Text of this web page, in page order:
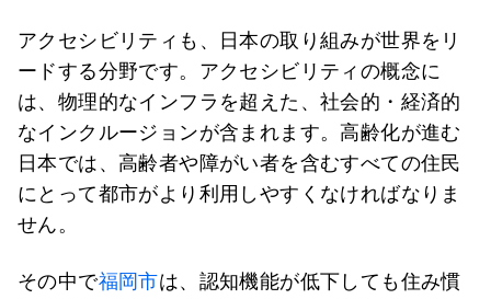
アクセシビリティも、日本の取り組みが世界をリ
ードする分野です。アクセシビリティの概念に
は、物理的なインフラを超えた、社会的・経済的
なインクルージョンが含まれます。高齢化が進む
日本では、高齢者や障がい者を含むすべての住民
にとって都市がより利用しやすくなければなりま
せん。
その中で福岡市は、認知機能が低下しても住み慣